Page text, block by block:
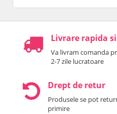
Livrare rapida
Va livram comanda
2-7 zile lucratoare
Drept de retur
Produsele se pot
primire